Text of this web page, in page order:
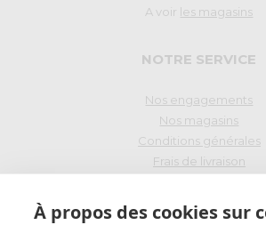
À propos des cookies sur
A voir les magasins
NOTRE SERVICE
Nos engagements
Nos magasins
Conditions générales
Frais de livraison
PAIEMENT